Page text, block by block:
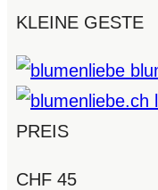
KLEINE GESTE
PREIS
CHF 45